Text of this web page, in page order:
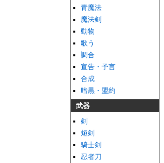
青魔法
魔法剣
動物
歌う
調合
宣告・予言
合成
暗黒・盟約
武器
剣
短剣
騎士剣
忍者刀